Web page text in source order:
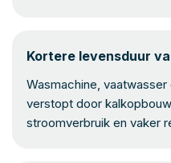
Kortere levensduur
Wasmachine,
verstopt door
stroomverbruik en vaker